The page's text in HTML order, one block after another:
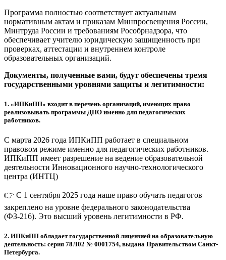
Программа полностью соответствует актуальным
нормативным актам и приказам Минпросвещения России,
Минтруда России и требованиям Рособрнадзора, что
обеспечивает учителю юридическую защищенность при
проверках, аттестации и внутреннем контроле
образовательных организаций.
Документы, полученные вами, будут обеспечены тремя
государственными уровнями защиты и легитимности:
1. «ИПКиПП» входит в перечень организаций, имеющих право
реализовывать программы ДПО именно для педагогических
работников.
С марта 2026 года ИПКиПП работает в специальном
правовом режиме именно для педагогических работников.
ИПКиПП имеет разрешение на ведение образовательной
деятельности Инновационного научно-технологического
центра (ИНТЦ)
👉 С 1 сентября 2025 года наше право обучать педагогов
закреплено на уровне федерального законодательства
(ФЗ-216). Это высший уровень легитимности в РФ.
2. ИПКиПП обладает государственной лицензией на образовательную
деятельность: серия 78Л02 № 0001754, выдана Правительством Санкт-
Петербурга.